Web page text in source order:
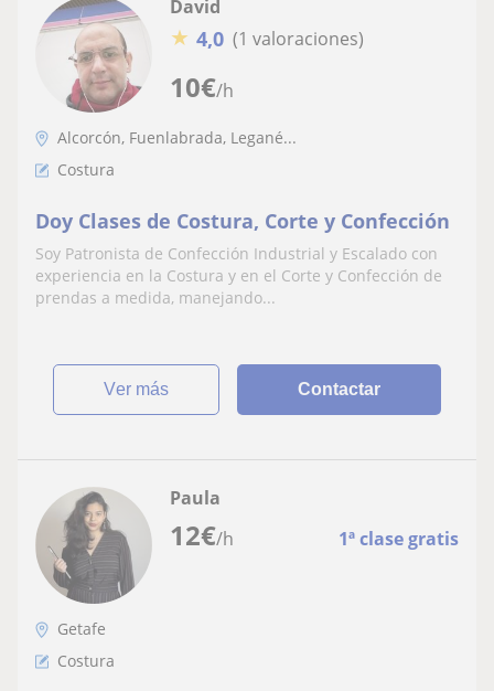
10€/h
David
★ 4,0 (1 valoraciones)
Alcorcón, Fuenlabrada, Legané...
Costura
Doy Clases de Costura, Corte y Confección
Soy Patronista de Confección Industrial y Escalado con
experiencia en la Costura y en el Corte y Confección de
prendas a medida, manejando...
ver más Contactar
12€/h 1ª clase gratis
Paula
Getafe
Costura